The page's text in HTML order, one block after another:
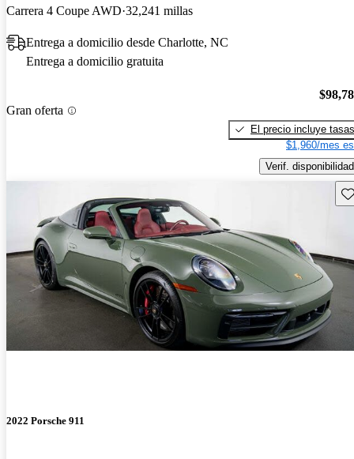
Carrera 4 Coupe AWD 32,241 millas
Entrega a domicilio desde Charlotte, NC
Entrega a domicilio gratuita
Gran oferta
El precio incluye tasas
$1,960/mes
Verif. disponibilidad
2022 Porsche 911